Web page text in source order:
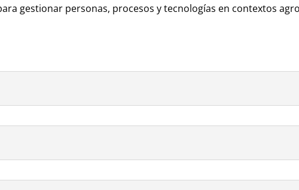
gestionar personas, procesos y tecnologías en contextos